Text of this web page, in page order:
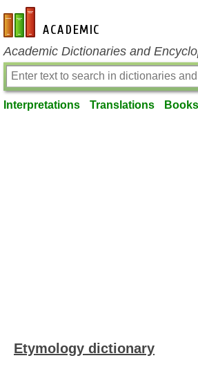
en-academic.com
Academic Dictionaries and
Interpretations Translations Books
Etymology dictionary